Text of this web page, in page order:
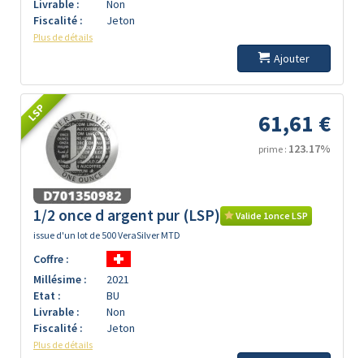
Livrable :
Non
Fiscalité :
Jeton
Plus de détails
Ajouter
LSP 61,61 €
prime : 123.17%
1/2 once d argent pur (LSP)
Valide 1once LSP
issue d'un lot de 500 VeraSilver MTD
Coffre :
Millésime :
2021
Etat :
BU
Livrable :
Non
Fiscalité :
Jeton
Plus de détails